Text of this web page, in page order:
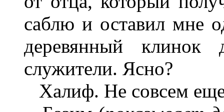
саблю и оставил мне
деревянный
служители. Ясно?
Халиф. Не совсем